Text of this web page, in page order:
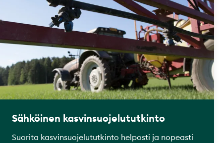
Sähköinen kasvinsuojelututkinto
Suorita kasvinsuojelututkinto helposti ja nopeasti